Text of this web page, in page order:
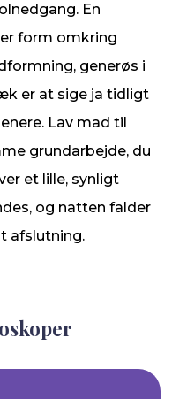
En
form omkring
generøs i
er at sige ja tidligt
Lav mad til
grundarbejde, du
et lille, synligt
og natten falder
afslutning.